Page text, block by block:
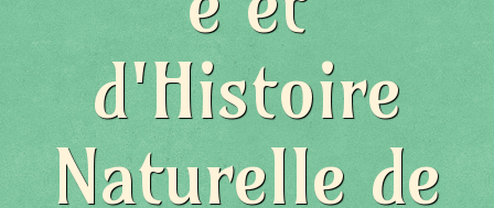
d'Histoire
Naturelle de